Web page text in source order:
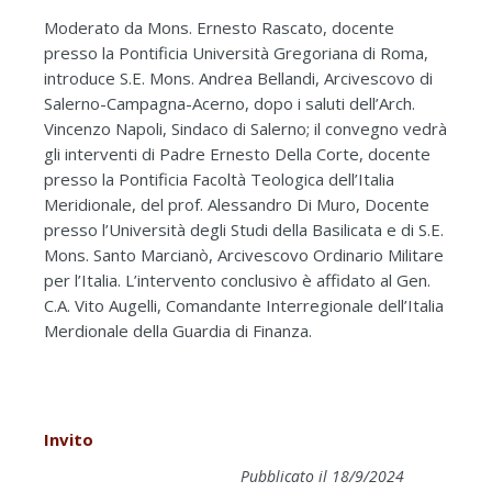
Moderato da Mons. Ernesto Rascato, docente
presso la Pontificia Università Gregoriana di Roma,
introduce S.E. Mons. Andrea Bellandi, Arcivescovo di
Salerno-Campagna-Acerno, dopo i saluti dell’Arch.
Vincenzo Napoli, Sindaco di Salerno; il convegno vedrà
gli interventi di Padre Ernesto Della Corte, docente
presso la Pontificia Facoltà Teologica dell’Italia
Meridionale, del prof. Alessandro Di Muro, Docente
presso l’Università degli Studi della Basilicata e di S.E.
Mons. Santo Marcianò, Arcivescovo Ordinario Militare
per l’Italia. L’intervento conclusivo è affidato al Gen.
C.A. Vito Augelli, Comandante Interregionale dell’Italia
Merdionale della Guardia di Finanza.
Invito
Pubblicato il 18/9/2024